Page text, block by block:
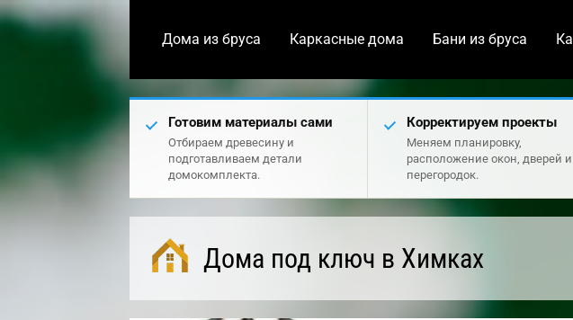
Дома из бруса Каркасные дома Бани из бруса
Готовим материалы сами
Отбираем древесину и
подготавливаем детали
домокомплекта.
Корректируем проекты
Меняем планировку,
расположение окон, дверей и
перегородок.
Дома под ключ в Химках